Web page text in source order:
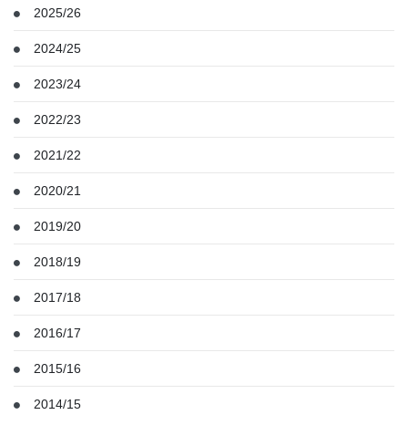
2025/26
2024/25
2023/24
2022/23
2021/22
2020/21
2019/20
2018/19
2017/18
2016/17
2015/16
2014/15